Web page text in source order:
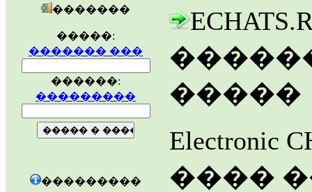
�������
�����:
������� ���
������:
���������
���������
�����
����